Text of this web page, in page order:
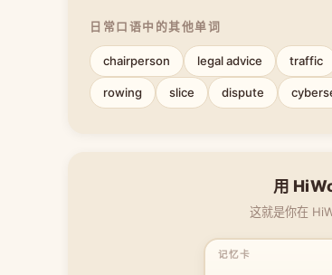
日常口语中的其他单词
chairperson legal advice traffic
rowing slice dispute
用
这就是你在